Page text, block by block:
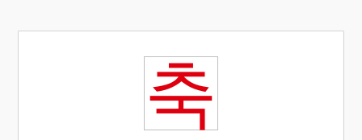
축